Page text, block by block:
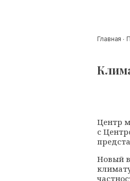
Главная
Центр
с
Новый